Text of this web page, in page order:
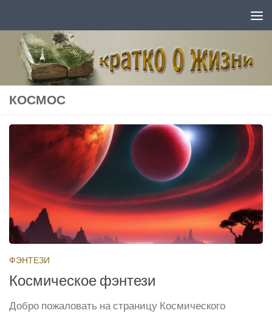
КОСМОС
ФЭНТЕЗИ
Космическое фэнтези
Добро пожаловать на страницу Космического